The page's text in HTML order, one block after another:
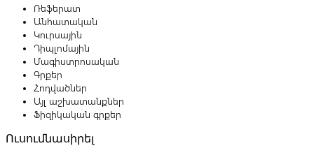
Ռեֆերատ
Անհատական
Կուրսային
Դիպլոմային
Մագիստրոսական
Գրքեր
Հոդվածներ
Այլ աշխատանքներ
Ֆիզիկական գրքեր
Ուսումնասիրել